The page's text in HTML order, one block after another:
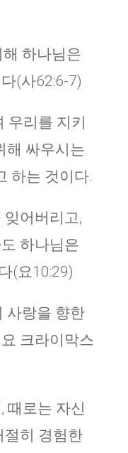
하나님은
(사62:6-7)
우리를 지키
해 싸우시는
하는 것이다.
어버리고,
하나님은
(요10:29)
사랑을 향한
크라이막스
때로는 자신
절히 경험한